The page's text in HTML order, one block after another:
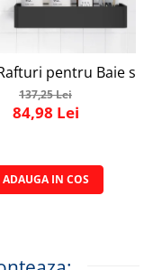
pentru
pentru Baie si
137,25 Lei
84,98 Lei
ADAUGA IN COS